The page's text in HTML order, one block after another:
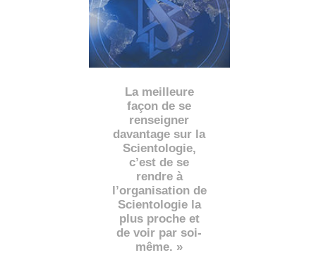
La meilleure
façon de se
renseigner
davantage sur la
Scientologie,
c’est de se
rendre à
l’organisation de
Scientologie la
plus proche et
de voir par soi-
même. »